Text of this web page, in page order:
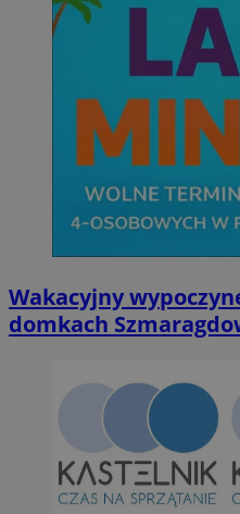
Wakacyjny
domkach